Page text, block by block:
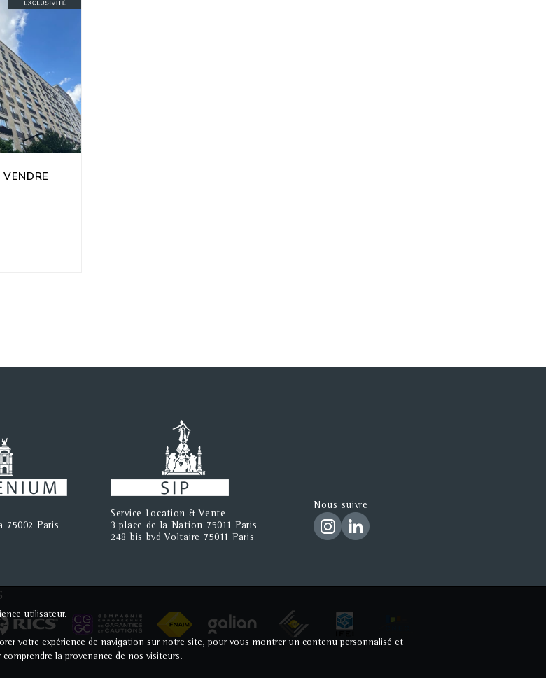
75002 Paris
Service Location & Vente
3 place de la Nation 75011 Paris
248 bis bvd Voltaire 75011 Paris
Nous suivre
utilisateur.
votre expérience de navigation sur notre site, pour vous montrer un contenu personnalisé et
la provenance de nos visiteurs.